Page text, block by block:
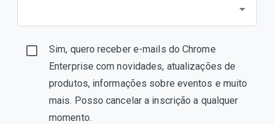
Sim, quero receber e-mails do Chrome
Enterprise com novidades, atualizações de
produtos, informações sobre eventos e muito
mais. Posso cancelar a inscrição a qualquer
momento.